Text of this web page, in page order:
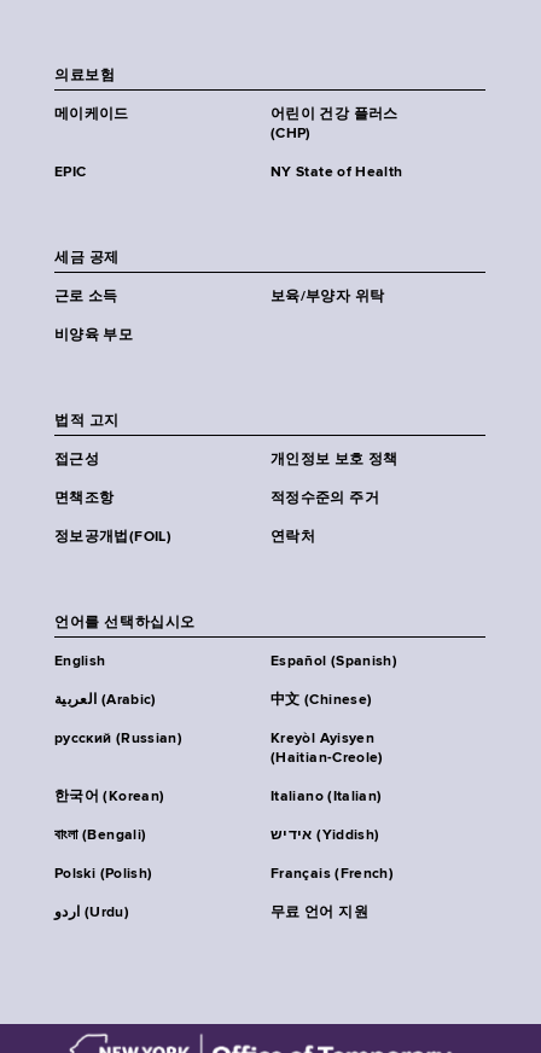
의료보험
메이케이드
어린이 건강 플러스
(CHP)
EPIC NY State of Health
세금 공제
근로 소득 보육/부양자 위탁
비양육 부모
법적 고지
접근성 개인정보 보호 정책
면책조항 적정수준의 주거
정보공개법(FOIL) 연락처
언어를 선택하십시오
English Español (Spanish)
العربية (Arabic) 中文 (Chinese)
русский (Russian)
Kreyòl Ayisyen
(Haitian-Creole)
한국어 (Korean) Italiano (Italian)
বাংলা (Bengali) אידיש (Yiddish)
Polski (Polish) Français (French)
اردو (Urdu) 무료 언어 지원